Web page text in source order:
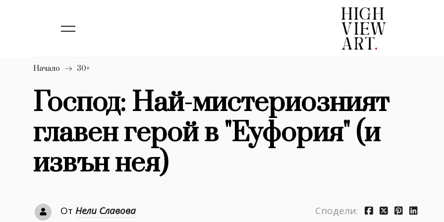
1633
Dialogue
Изкуство
Красота
Дизайн 1272
Книги 1188
30+
1710
Начало 30+
Господ: Най-мистериозният
главен герой в "Еуфория" (и
извън нея)
От Нели Славова Сподели: